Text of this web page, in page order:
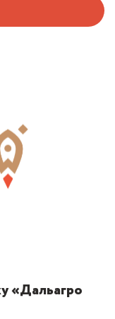
«Дальагро